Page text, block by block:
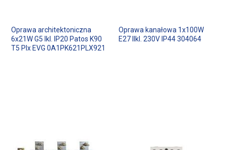
Oprawa architektoniczna
6x21W G5 Ikl. IP20 Patos K90
T5 Plx EVG 0A1PK621PLX921
Oprawa kanałowa 1x100W
E27 IIkl. 230V IP44 304064